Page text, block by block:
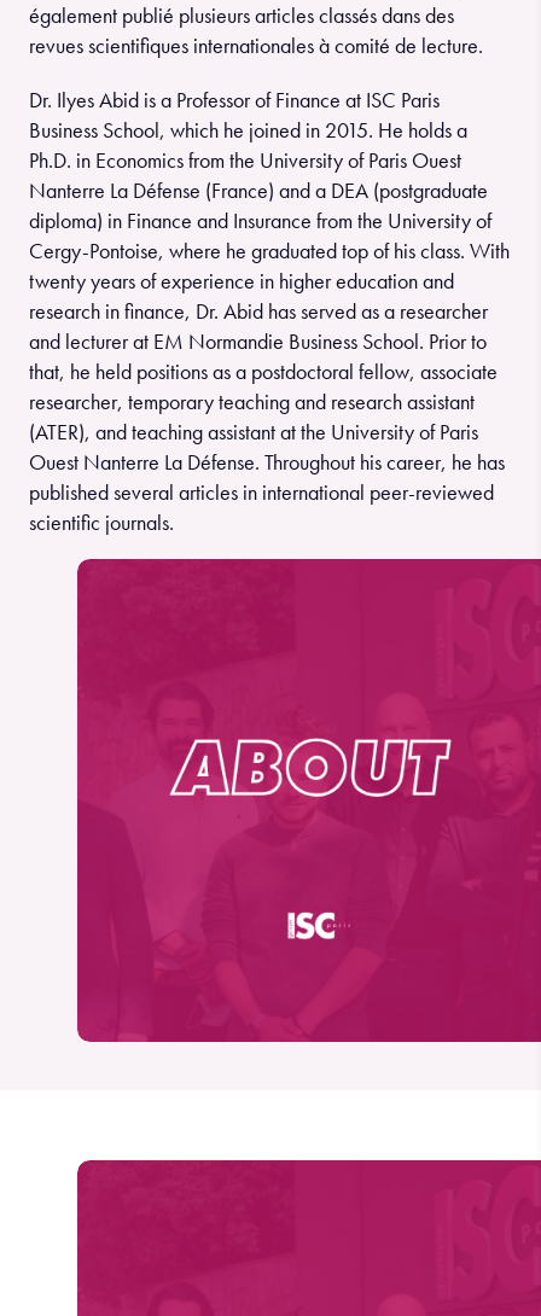
également publié plusieurs articles classés dans des
revues scientifiques internationales à comité de lecture.
Dr. Ilyes Abid is a Professor of Finance at ISC Paris
Business School, which he joined in 2015. He holds a
Ph.D. in Economics from the University of Paris Ouest
Nanterre La Défense (France) and a DEA (postgraduate
diploma) in Finance and Insurance from the University of
Cergy-Pontoise, where he graduated top of his class. With
twenty years of experience in higher education and
research in finance, Dr. Abid has served as a researcher
and lecturer at EM Normandie Business School. Prior to
that, he held positions as a postdoctoral fellow, associate
researcher, temporary teaching and research assistant
(ATER), and teaching assistant at the University of Paris
Ouest Nanterre La Défense. Throughout his career, he has
published several articles in international peer-reviewed
scientific journals.